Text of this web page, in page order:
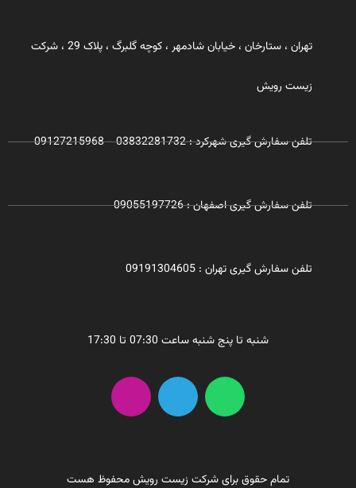
تهران ، ستارخان ، خیابان شادمهر ، کوچه گلبرگ ، پلاک 29 ، شرکت
زیست رویش
تلفن سفارش گیری شهرکرد : 03832281732 - 09127215968
تلفن سفارش گیری اصفهان : 09055197726
تلفن سفارش گیری تهران : 09191304605
شنبه تا پنج شنبه ساعت 07:30 تا 17:30
W
h
a
T
e
l
I
n
s
تمام حقوق برای شرکت زیست رویش محفوظ هست